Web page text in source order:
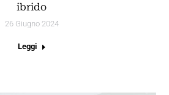
ibrido
26 Giugno 2024
Leggi